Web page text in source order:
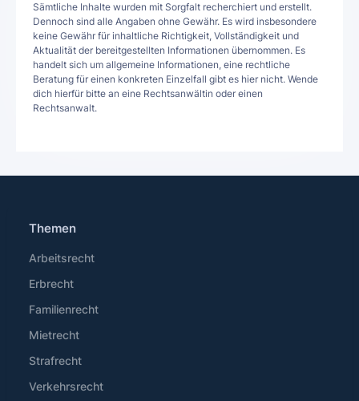
Sämtliche Inhalte wurden mit Sorgfalt recherchiert und erstellt.
Dennoch sind alle Angaben ohne Gewähr. Es wird insbesondere
keine Gewähr für inhaltliche Richtigkeit, Vollständigkeit und
Aktualität der bereitgestellten Informationen übernommen. Es
handelt sich um allgemeine Informationen, eine rechtliche
Beratung für einen konkreten Einzelfall gibt es hier nicht. Wende
dich hierfür bitte an eine Rechtsanwältin oder einen
Rechtsanwalt.
Themen
Arbeitsrecht
Erbrecht
Familienrecht
Mietrecht
Strafrecht
Verkehrsrecht